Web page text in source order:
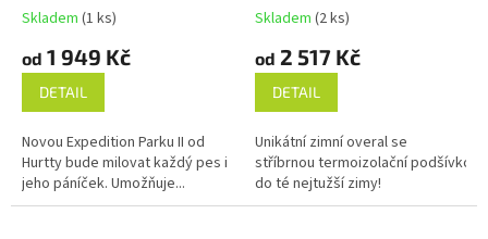
Skladem (1 ks)
od 1 949 Kč
DETAIL
Novou Expedition Parku II od
Hurtty bude milovat každý pes i
jeho páníček. Umožňuje...
Skladem (2 ks)
od 2 517 Kč
DETAIL
Unikátní zimní overal se
stříbrnou termoizolační podšívkou
do té nejtužší zimy!